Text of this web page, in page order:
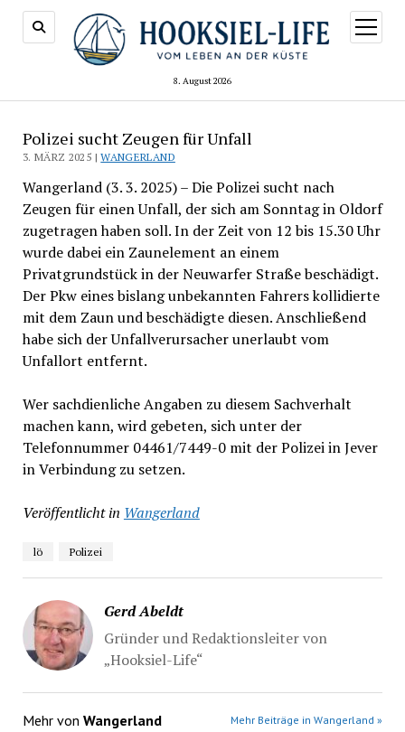
8. August 2026
Menü
öffnen
Polizei sucht Zeugen für Unfall
3. MÄRZ 2025 |WANGERLAND
Wangerland (3. 3. 2025) – Die Polizei sucht nach
Zeugen für einen Unfall, der sich am Sonntag in Oldorf
zugetragen haben soll. In der Zeit von 12 bis 15.30 Uhr
wurde dabei ein Zaunelement an einem
Privatgrundstück in der Neuwarfer Straße beschädigt.
Der Pkw eines bislang unbekannten Fahrers kollidierte
mit dem Zaun und beschädigte diesen. Anschließend
habe sich der Unfallverursacher unerlaubt vom
Unfallort entfernt.
Wer sachdienliche Angaben zu diesem Sachverhalt
machen kann, wird gebeten, sich unter der
Telefonnummer 04461/7449-0 mit der Polizei in Jever
in Verbindung zu setzen.
Veröffentlicht in Wangerland
lö Polizei
Gerd Abeldt
Gründer und Redaktionsleiter von
„Hooksiel-Life“
Mehr von Wangerland Mehr Beiträge in Wangerland »